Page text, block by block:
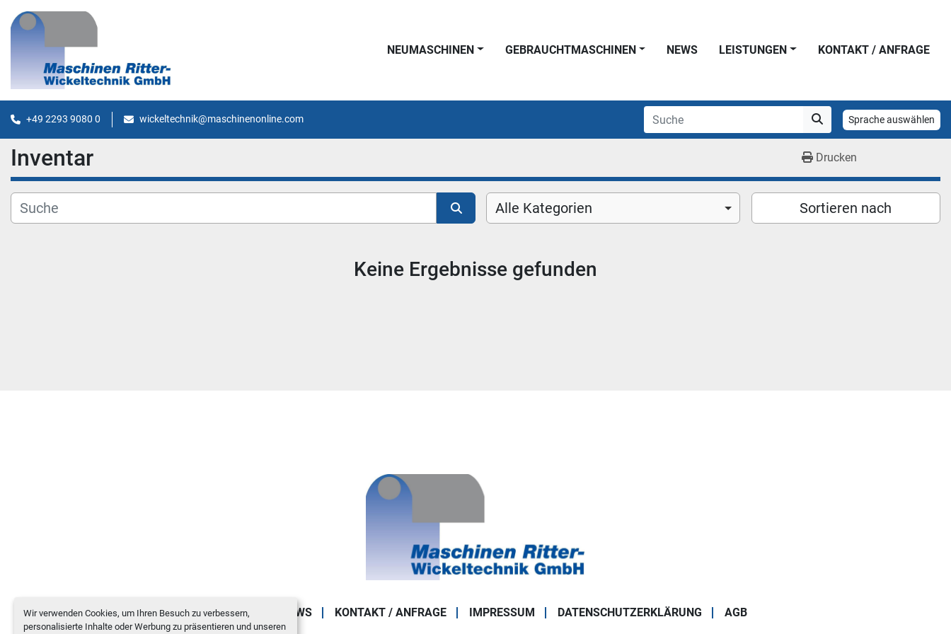
Wir verwenden Cookies, um Ihren Besuch zu verbessern,
personalisierte Inhalte oder Werbung zu präsentieren und unseren
NEUMASCHINEN GEBRAUCHTMASCHINEN NEWS LEISTUNGEN KONTAKT / ANFRAGE
+49 2293 9080 0 wickeltechnik@maschinenonline.com Sprache auswählen
Inventar Drucken
Alle Kategorien Sortieren nach
Keine Ergebnisse gefunden
INVENTAR NEWS KONTAKT / ANFRAGE IMPRESSUM DATENSCHUTZERKLÄRUNG AGB